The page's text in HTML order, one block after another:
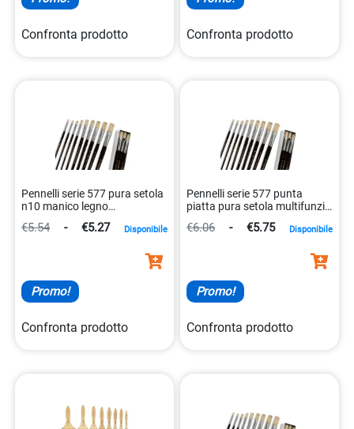
Confronta prodotto Confronta prodotto
Pennelli serie 577 pura setola
n10 manico legno
8007509577103
€5.54 - €5.27 Disponibile
Promo!
Confronta prodotto
Pennelli serie 577 punta
piatta pura setola multifunzio
€6.06 - €5.75 Disponibile
Promo!
Confronta prodotto